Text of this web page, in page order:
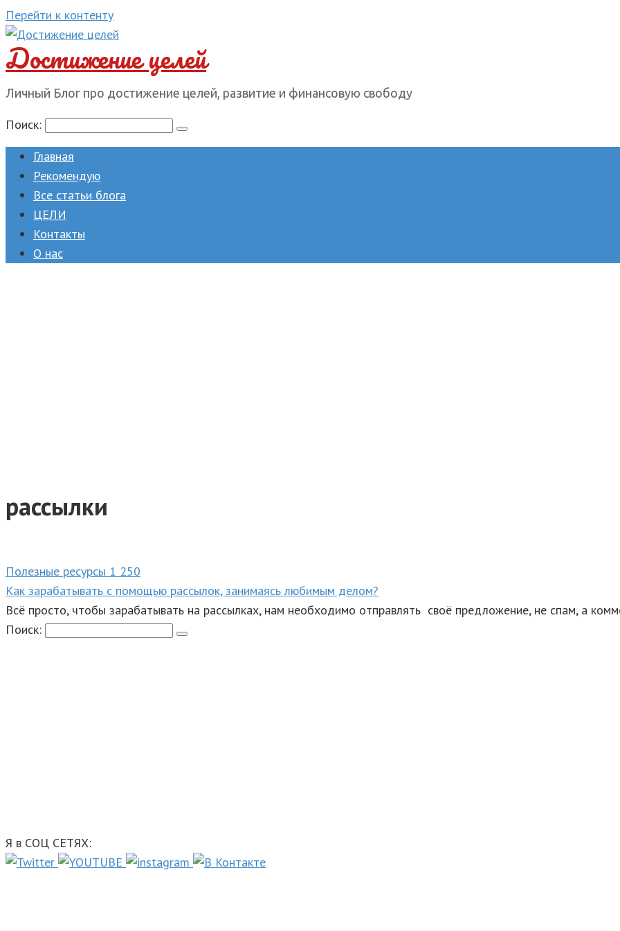
Перейти к контенту
Достижение целей
Личный Блог про достижение целей, развитие и финансовую свободу
Поиск:
Главная
Рекомендую
Все статьи блога
ЦЕЛИ
Контакты
О нас
рассылки
Полезные ресурсы 1 250
Как зарабатывать с помощью рассылок, занимаясь любимым делом?
Всё просто, чтобы зарабатывать на рассылках, нам необходимо отправлять своё предложение, не спам, а
Поиск:
Я в СОЦ СЕТЯХ: